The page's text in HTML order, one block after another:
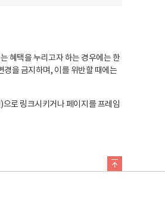
혜택을 누리고자 하는 경우에는 한
경을 금지하며, 이를 위반할 때에는
로 링크시키거나 페이지를 프레임